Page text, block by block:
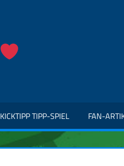
KICKTIPP TIPP-SPIEL FAN-